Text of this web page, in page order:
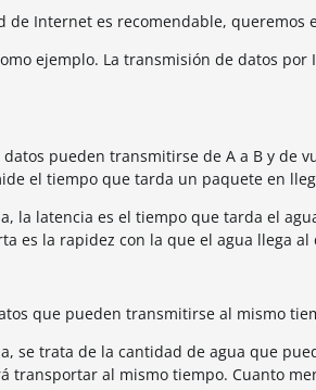
Internet es recomendable,
ejemplo. La transmisión de datos
pueden transmitirse de A a B y de
el tiempo que tarda un paquete en
la latencia es el tiempo que tarda el
es la rapidez con la que el agua llega al
que pueden transmitirse al mismo
se trata de la cantidad de agua que
transportar al mismo tiempo. Cuanto